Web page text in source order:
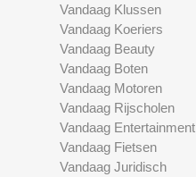
Vandaag Klussen
Vandaag Koeriers
Vandaag Beauty
Vandaag Boten
Vandaag Motoren
Vandaag Rijscholen
Vandaag Entertainment
Vandaag Fietsen
Vandaag Juridisch